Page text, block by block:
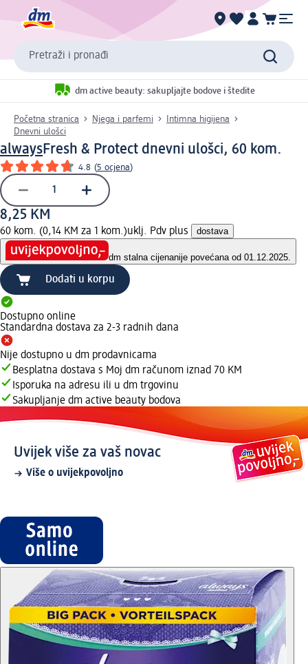
Pretraži i pronađi
dm active beauty: sakupljajte bodove i štedite
Početna stranica Njega i parfemi
Intimna higijena
Dnevni ulošci
alwaysFresh & Protect dnevni ulošci, 60 kom.
4.8 (5 ocjena)
8,25 KM
60 kom. (0,14 KM za 1 kom.)uklj. Pdv plus dostava
dm stalna cijenanije povećana od 01.12.2025.
Dodati u korpu
Dostupno online
Standardna dostava za 2-3 radnih dana
Nije dostupno u dm prodavnicama
Besplatna dostava s Moj dm računom iznad 70 KM
Isporuka na adresu ili u dm trgovinu
Sakupljanje dm active beauty bodova
Uvijek više za vaš novac
Više o uvijekpovoljno